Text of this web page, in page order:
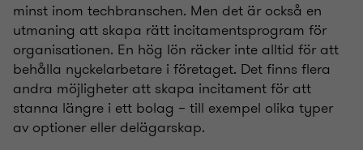
minst inom techbranschen. Men det är också en
utmaning att skapa rätt incitamentsprogram för
organisationen. En hög lön räcker inte alltid för att
behålla nyckelarbetare i företaget. Det finns flera
andra möjligheter att skapa incitament för att
stanna längre i ett bolag – till exempel olika typer
av optioner eller delägarskap.